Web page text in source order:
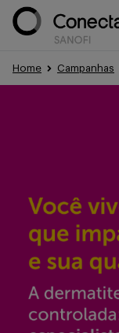
Conteúdos
Treinamentos
Portfólio
Home Campanhas